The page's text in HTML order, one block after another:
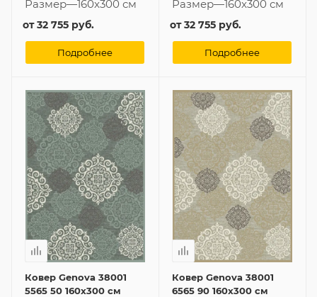
Размер—160x300 см
от32 755 руб.
Подробнее
Размер—160x300 см
от32 755 руб.
Подробнее
Ковер Genova 38001
5565 50 160x300 см
Ковер Genova 38001
6565 90 160x300 см